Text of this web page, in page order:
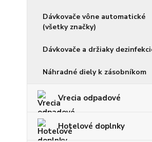
Dávkovače vône automatické
(všetky značky)
Dávkovače a držiaky
Náhradné diely k zásobníkom
Vrecia odpadové
Hotelové doplnky